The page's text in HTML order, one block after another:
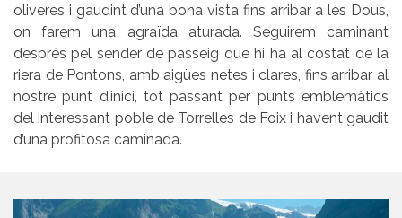
oliveres i gaudint d’una bona vista fins arribar a les Dous,
on farem una agraïda aturada. Seguirem caminant
després pel sender de passeig que hi ha al costat de la
riera de Pontons, amb aigües netes i clares, fins arribar al
nostre punt d’inici, tot passant per punts emblemàtics
del interessant poble de Torrelles de Foix i havent gaudit
d’una profitosa caminada.